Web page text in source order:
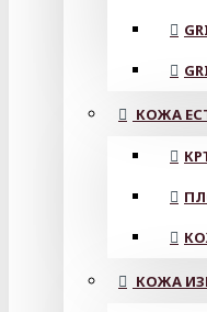
КОЖА
КОЖА